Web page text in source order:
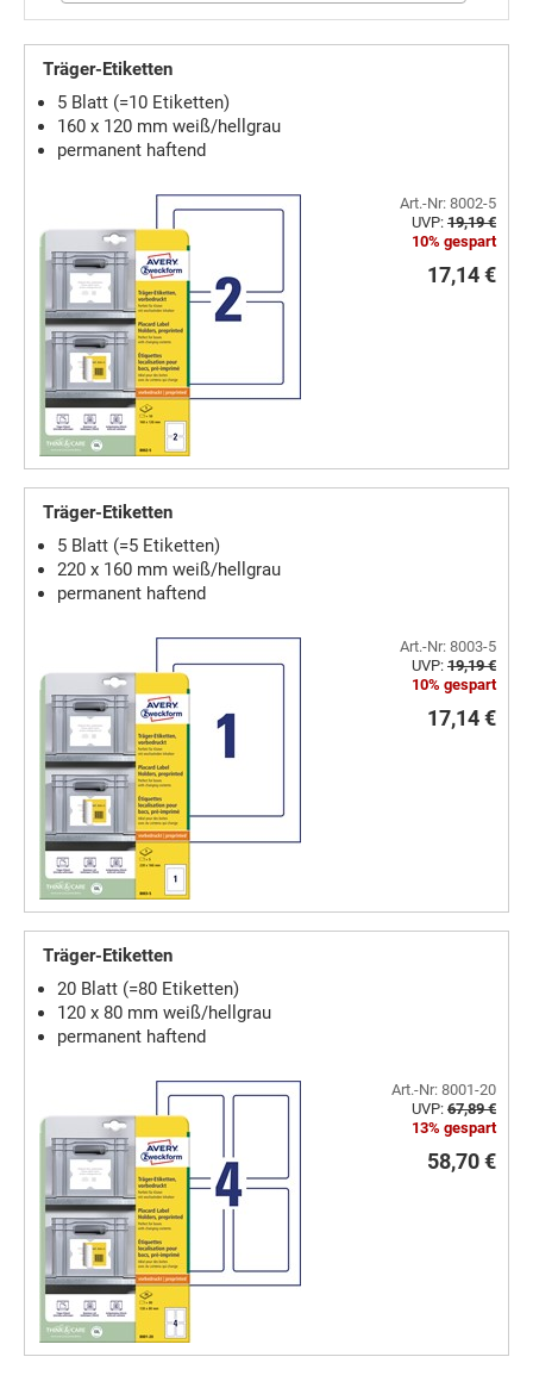
Träger-Etiketten
5 Blatt (=10 Etiketten)
160 x 120 mm weiß/hellgrau
permanent haftend
Art.-Nr: 8002-5
UVP: 19,19 €
10% gespart
17,14 €
Träger-Etiketten
5 Blatt (=5 Etiketten)
220 x 160 mm weiß/hellgrau
permanent haftend
Art.-Nr: 8003-5
UVP: 19,19 €
10% gespart
17,14 €
Träger-Etiketten
20 Blatt (=80 Etiketten)
120 x 80 mm weiß/hellgrau
permanent haftend
Art.-Nr: 8001-20
UVP: 67,89 €
13% gespart
58,70 €